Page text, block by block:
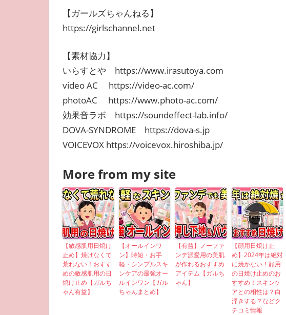
【ガールズちゃんねる】
https://girlschannel.net
【素材協力】
いらすとや https://www.irasutoya.com
video AC https://video-ac.com/
photoAC https://www.photo-ac.com/
効果音ラボ https://soundeffect-lab.info/
DOVA-SYNDROME https://dova-s.jp
VOICEVOX https://voicevox.hiroshiba.jp/
More from my site
【敏感肌用日焼け
止め】焼けなくて
荒れない！おすす
めの敏感肌用の日
焼け止め【ガルち
ゃん有益】
【オールインワ
ン】時短・お手
軽・シンプルスキ
ンケアの最強オー
ルインワン【ガル
ちゃんまとめ】
【有益】ノーファ
ンデ派愛用の美肌
が作れるおすすめ
アイテム【ガルち
ゃん】
【顔用日焼け止
め】2024年は絶対
に焼かない！顔用
の日焼け止めのお
すすめ！スキンケ
アとの相性は？白
浮きする？などク
チコミ情報